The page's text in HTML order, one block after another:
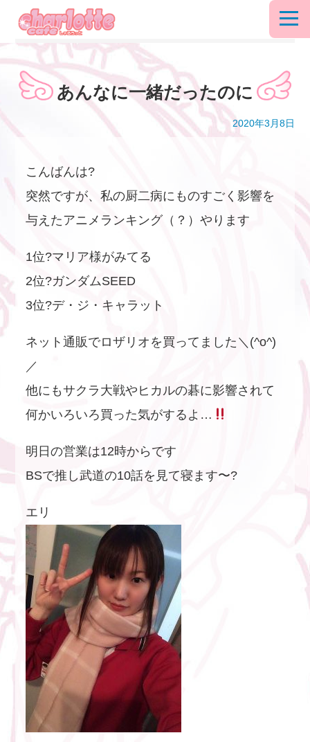
あんなに一緒だったのに
2020年3月8日
こんばんは?
突然ですが、私の厨二病にものすごく影響を
与えたアニメランキング（？）やります
1位?マリア様がみてる
2位?ガンダムSEED
3位?デ・ジ・キャラット
ネット通販でロザリオを買ってました＼(^o^)
／
他にもサクラ大戦やヒカルの碁に影響されて
何かいろいろ買った気がするよ…
明日の営業は12時からです
BSで推し武道の10話を見て寝ます〜?
エリ